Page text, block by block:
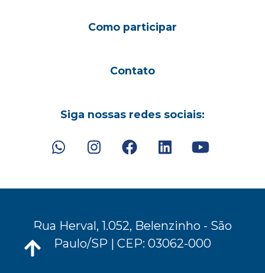
Como participar
Contato
Siga nossas redes sociais:
Rua Herval, 1.052, Belenzinho - São
Paulo/SP | CEP: 03062-000